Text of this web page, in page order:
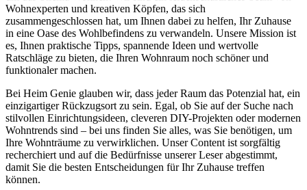
Wohnexperten und kreativen Köpfen, das sich
zusammengeschlossen hat, um Ihnen dabei zu helfen, Ihr Zuhause
in eine Oase des Wohlbefindens zu verwandeln. Unsere Mission ist
es, Ihnen praktische Tipps, spannende Ideen und wertvolle
Ratschläge zu bieten, die Ihren Wohnraum noch schöner und
funktionaler machen.
Bei Heim Genie glauben wir, dass jeder Raum das Potenzial hat, ein
einzigartiger Rückzugsort zu sein. Egal, ob Sie auf der Suche nach
stilvollen Einrichtungsideen, cleveren DIY-Projekten oder modernen
Wohntrends sind – bei uns finden Sie alles, was Sie benötigen, um
Ihre Wohnträume zu verwirklichen. Unser Content ist sorgfältig
recherchiert und auf die Bedürfnisse unserer Leser abgestimmt,
damit Sie die besten Entscheidungen für Ihr Zuhause treffen
können.